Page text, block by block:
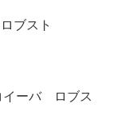
ブスト
イーバ ロブス